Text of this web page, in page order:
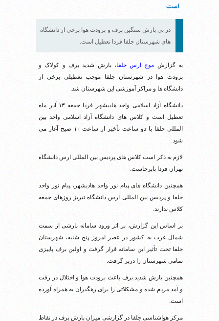
است
در پی بارش سنگین برف و برودت هوا برخی از دانشگاه
های شهرستان جلفا فردا تعطیل است.
به گزارش موج ارس جلفا، بارش شدید برف و کولاک و
برودت هوا در شهرستان جلفا موجب تعطیلی برخی از
دانشگاه ها و مراکز آموزشی این شهرستان شد.
دانشگاه آزاد اسلامی واحد هادیشهر فردا جمعه ۱۳ آذر ماه
تعطیل است و کلاس های دانشگاه آزاد اسلامی واحد بین
المللی جلفا با دو ساعت تأخیر از ساعت ۱۰ صبح آغاز می
شود.
لازم به ذکر است کلاس های پردیس بین المللی ارس دانشگاه
تهران فردا پابرجاست.
همچنین دانشگاه های پیام نور واحد هادیشهر، پیام نور واحد
جلفا و پردیس بین المللی ارس دانشگاه تبریز روزهای جمعه
کلاس ندارند.
بر اساس این گزارش، بر اثر ورود سامانه بارشی از سمت
شمال غرب به کشور در عصر امروز پنج شنبه، شهرستان
جلفا تحت تأثیر این سامانه قرار گرفت و اولین برف پاییزی
تمامی شهرستان را دربر گرفت.
همچنین بارش شدید برف باعث برودت هوا و اختلال در رفت
و آمد مردم شده و مشکلاتی را برای رهگذران به همراه آورده
است.
مرکز هواشناسی جلفا در گزارشی میزان بارش برف در نقاط